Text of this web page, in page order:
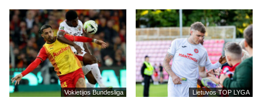
Vokietijos Bundesliga Lietuvos TOP LYGA